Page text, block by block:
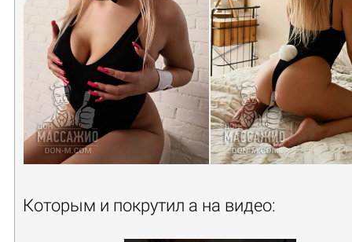
Которым и покрутил а на видео: